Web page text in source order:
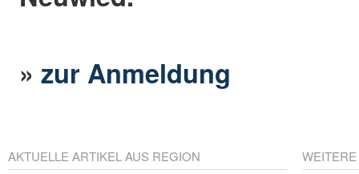
»zur Anmeldung
AKTUELLE ARTIKEL AUS REGION